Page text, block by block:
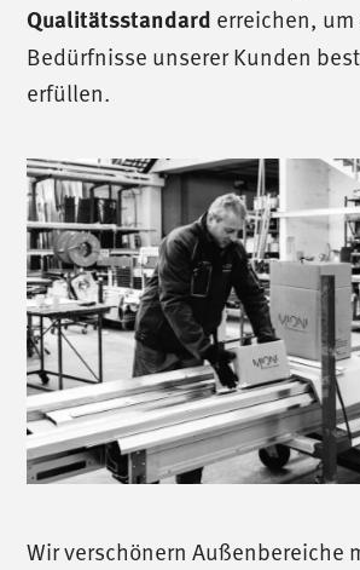
Qualitätsstandard erreichen, um
Bedürfnisse unserer Kunden
erfüllen.
Wir verschönern Außenbereiche